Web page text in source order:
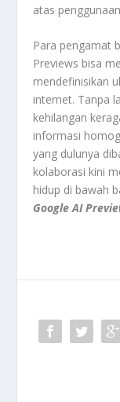
atas
Para pengamat
Previews bisa
mendefinisikan
internet. Tanpa
kehilangan
informasi
yang dulunya
kolaborasi kini
hidup di bawah
Google AI